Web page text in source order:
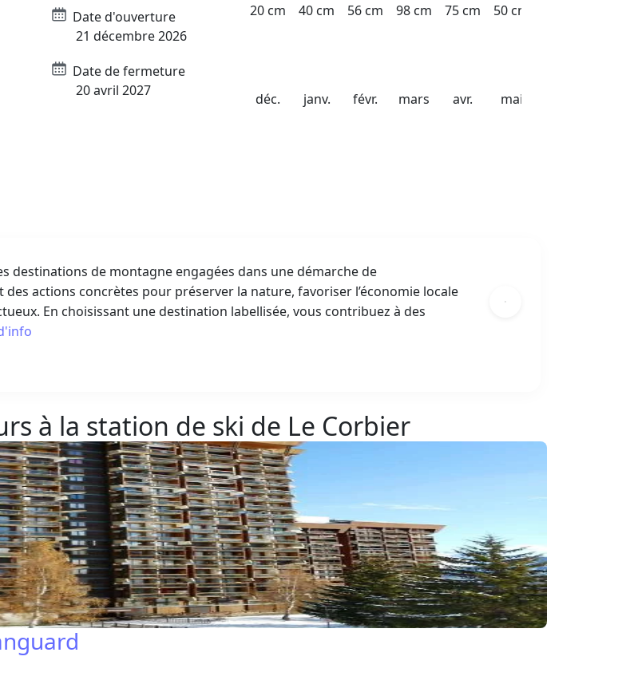
Date d'ouverture
21 décembre 2026
Date de fermeture
20 avril 2027
20 cm
déc.
40 cm
janv.
56 cm
févr.
98 cm
mars
75 cm
avr.
50 cm
mai
destinations de montagne engagées dans une démarche de
actions concrètes pour préserver la nature, favoriser l’économie locale
En choisissant une destination labellisée, vous contribuez à des
à la station de ski de Le Corbier